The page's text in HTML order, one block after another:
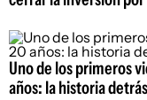
Uno de los primeros
años: la historia